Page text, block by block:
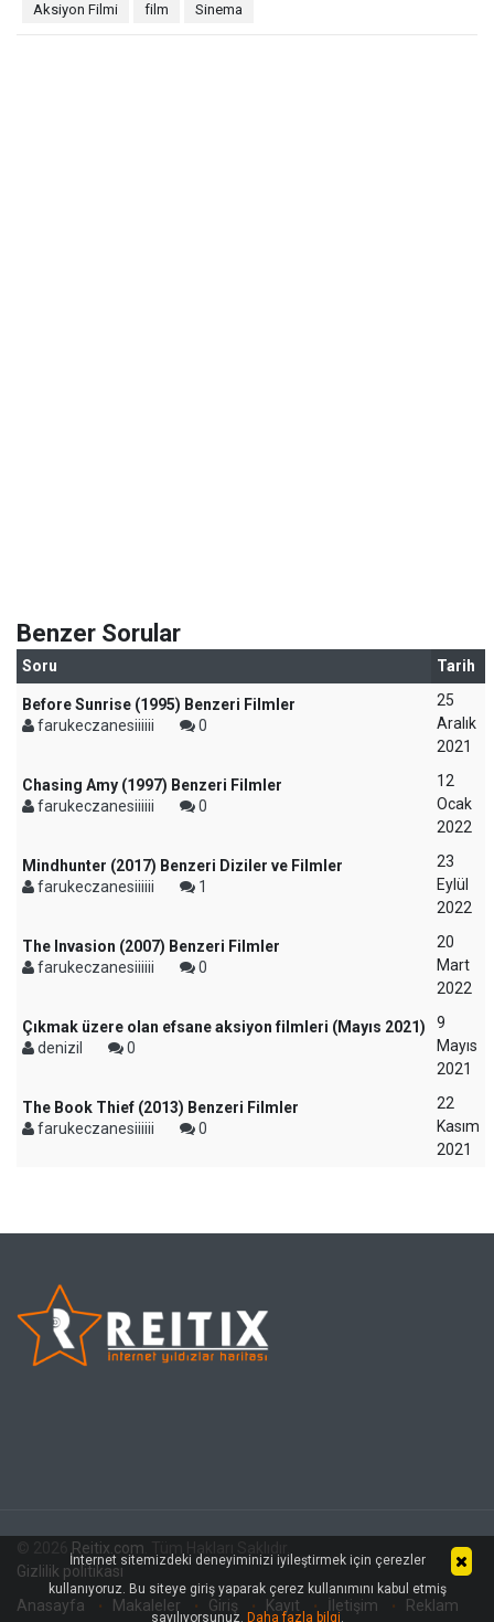
Aksiyon Filmi film Sinema
Benzer Sorular
Soru Tarih
Before Sunrise (1995) Benzeri Filmler
farukeczanesiiiiii
0
25
Aralık
2021
Chasing Amy (1997) Benzeri Filmler
farukeczanesiiiiii
0
12
Ocak
2022
Mindhunter (2017) Benzeri Diziler ve Filmler
farukeczanesiiiiii
1
23
Eylül
2022
The Invasion (2007) Benzeri Filmler
farukeczanesiiiiii
0
20
Mart
2022
Çıkmak üzere olan efsane aksiyon filmleri (Mayıs 2021)
denizil
0
9
Mayıs
2021
The Book Thief (2013) Benzeri Filmler
farukeczanesiiiiii
0
22
Kasım
2021
Reitix.com
Gizlilik politikası
Anasayfa
Makaleler Giriş Kayıt İletişim Reklam
İnternet sitemizdeki deneyiminizi iyileştirmek için çerezler
kullanıyoruz. Bu siteye giriş yaparak çerez kullanımını kabul etmiş
sayılıyorsunuz. Daha fazla bilgi.